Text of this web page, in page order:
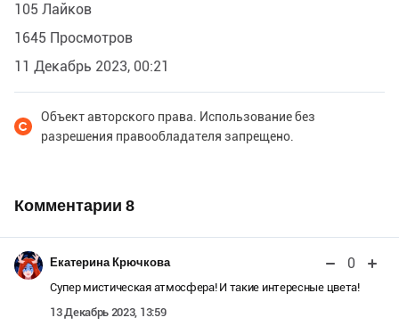
105 Лайков
1645 Просмотров
11 Декабрь 2023, 00:21
Объект авторского права. Использование без
разрешения правообладателя запрещено.
Комментарии 8
Екатерина Крючкова 0
Супер мистическая атмосфера! И такие интересные цвета!
13 Декабрь 2023, 13:59